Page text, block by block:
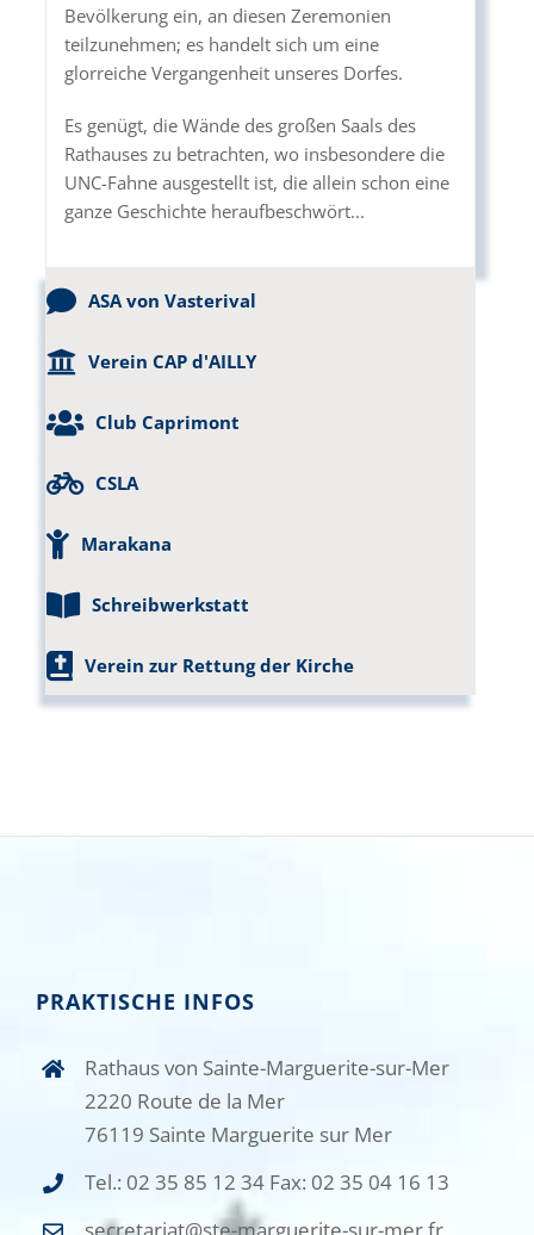
Bevölkerung ein, an diesen Zeremonien
teilzunehmen; es handelt sich um eine
glorreiche Vergangenheit unseres Dorfes.
Es genügt, die Wände des großen Saals des
Rathauses zu betrachten, wo insbesondere die
UNC-Fahne ausgestellt ist, die allein schon eine
ganze Geschichte heraufbeschwört...
ASA von Vasterival
Verein CAP d'AILLY
Club Caprimont
CSLA
Marakana
Schreibwerkstatt
Verein zur Rettung der Kirche
PRAKTISCHE INFOS
Rathaus von Sainte-Marguerite-sur-Mer
2220 Route de la Mer
76119 Sainte Marguerite sur Mer
Tel.: 02 35 85 12 34 Fax: 02 35 04 16 13
secretariat@ste-marguerite-sur-mer.fr